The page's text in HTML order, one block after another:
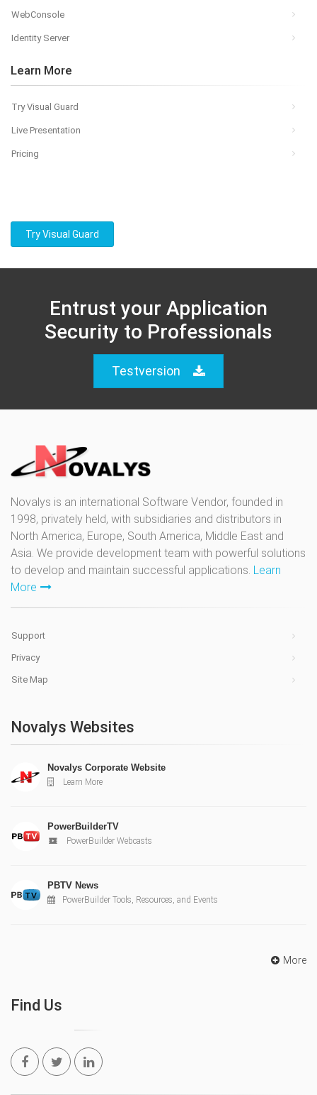
WebConsole
Identity Server
Learn More
Try Visual Guard
Live Presentation
Pricing
Try Visual Guard
Entrust your Application
Security to Professionals
Testversion
Novalys is an international Software Vendor, founded in
1998, privately held, with subsidiaries and distributors in
North America, Europe, South America, Middle East and
Asia. We provide development team with powerful solutions
to develop and maintain successful applications. Learn
More
Support
Privacy
Site Map
Novalys Websites
Novalys Corporate Website
Learn More
PowerBuilderTV
PowerBuilder Webcasts
PBTV News
PowerBuilder Tools, Resources, and Events
More
Find Us